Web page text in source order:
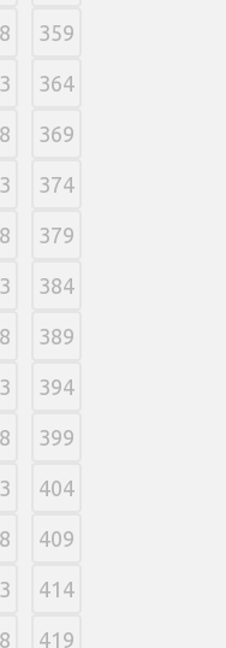
359
364
369
374
379
384
389
394
399
404
409
414
419